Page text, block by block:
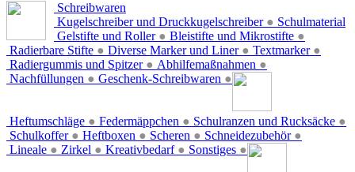
Schreibwaren
Kugelschreiber und Druckkugelschreiber ●
Gelstifte und Roller ● Bleistifte und Mikrostifte ●
Radierbare Stifte ● Diverse Marker und Liner ● Textmarker ●
Radiergummis und Spitzer ● Abhilfemaßnahmen ●
Nachfüllungen ● Geschenk-Schreibwaren ●
Schulmaterial
Heftumschläge ● Federmäppchen ● Schulranzen und Rucksäcke ●
Schulkoffer ● Heftboxen ● Scheren ● Schneidezubehör ●
Lineale ● Zirkel ● Kreativbedarf ● Sonstiges ●